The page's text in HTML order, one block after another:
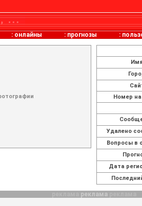
: онлайны : прогнозы :
Имя
Номер
Удалено
Вопросы в
Дата
реклама